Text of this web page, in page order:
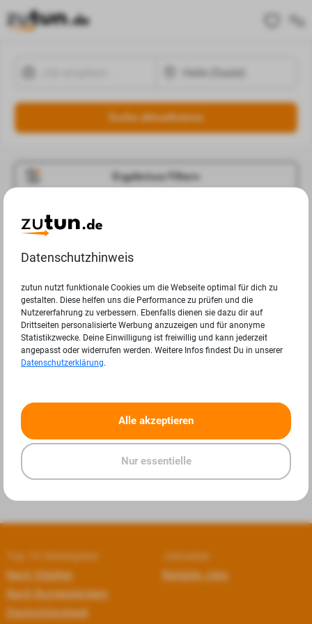
Suche aktualisieren
Ergebnisse Filtern
Jobangebote
Ergebnisse.
« »
Top 10 Arbeitgeber
Nach Städten
Nach Bundesländern
Deutschlandweit
Jobseiten
Beliebte Jobs
Datenschutzhinweis
zutun nutzt funktionale Cookies um die Webseite optimal für dich zu
gestalten. Diese helfen uns die Performance zu prüfen und die
Nutzererfahrung zu verbessern. Ebenfalls dienen sie dazu dir auf
Drittseiten personalisierte Werbung anzuzeigen und für anonyme
Statistikzwecke. Deine Einwilligung ist freiwillig und kann jederzeit
angepasst oder widerrufen werden. Weitere Infos findest Du in unserer
Datenschutzerklärung.
Alle akzeptieren
Nur essentielle